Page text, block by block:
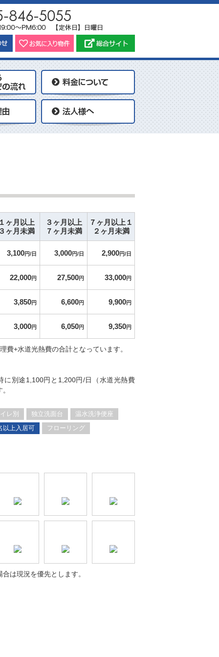
１ヶ月以上
３ヶ月未満
３ヶ月以上
７ヶ月未満
７ヶ月以上１
２ヶ月未満
3,100円/日 3,000円/日 2,900円/日
22,000円 27,500円 33,000円
3,850円 6,600円 9,900円
3,000円 6,050円 9,350円
費+水道光熱費の合計となっています。
別途1,100円と1,200円/日（水道光熱費
レ別 独立洗面台
温水洗浄便座
以上入居可
フローリング
は現況を優先とします。